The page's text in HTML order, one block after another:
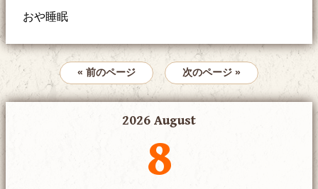
おや睡眠
« 前のページ 次のページ »
2026 August
8